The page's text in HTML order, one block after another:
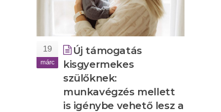
19
márc
Új támogatás
kisgyermekes
szülőknek:
munkavégzés mellett
is igénybe vehető lesz a